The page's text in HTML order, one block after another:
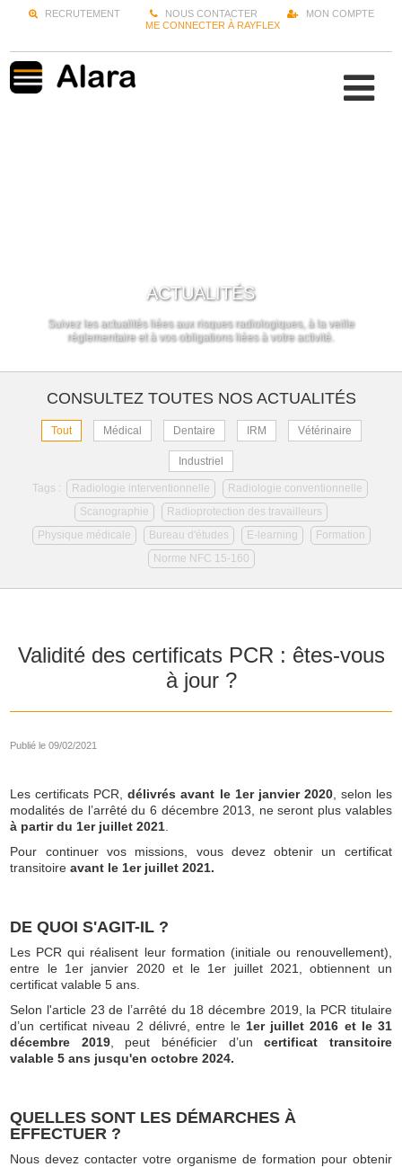
RECRUTEMENT NOUS CONTACTER
MON COMPTE
ME CONNECTER À RAYFLEX
ACTUALITÉS
Suivez les actualités liées aux risques radiologiques, à la veille
réglementaire et à vos obligations liées à votre activité.
CONSULTEZ TOUTES NOS ACTUALITÉS
Tout Médical Dentaire IRM Vétérinaire
Industriel
Tags : Radiologie interventionnelle
Radiologie conventionnelle
Scanographie
Radioprotection des travailleurs
Physique médicale
Bureau d'études E-learning
Formation
Norme NFC 15-160
Validité des certificats PCR : êtes-vous
à jour ?
Publié le 09/02/2021
Les certificats PCR,délivrés avant le 1er janvier 2020, selon les
modalités de l’arrêté du 6 décembre 2013, ne seront plus valables
à partir du 1er juillet 2021
Pour continuer vos missions, vous devez obtenir un certificat
transitoireavant le 1er juillet 2021.
DE QUOI S'AGIT-IL ?
Les PCR qui réalisent leur formation (initiale ou renouvellement),
entre le 1er janvier 2020 et le 1er juillet 2021, obtiennent un
certificat valable 5 ans.
Selon l'article 23 de l’arrêté du 18 décembre 2019, la PCR titulaire
d’un certificat niveau 2 délivré, entre le 1er juillet 2016 et le 31
décembre 2019, peut bénéficier d’uncertificat transitoire
valable 5 ans jusqu'en octobre 2024.
QUELLES SONT LES DÉMARCHES À
EFFECTUER ?
Nous devez contacter votre organisme de formation pour obtenir